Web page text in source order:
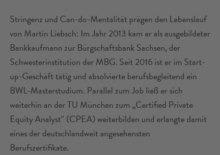
Stringenz und Can-do-Mentalität prägen den Lebenslauf
von Martin Liebsch: Im Jahr 2013 kam er als ausgebildeter
Bankkaufmann zur Bürgschaftsbank Sachsen, der
Schwesterinstitution der MBG. Seit 2016 ist er im Start-
up-Geschäft tätig und absolvierte berufsbegleitend ein
BWL-Masterstudium. Parallel zum Job ließ er sich
weiterhin an der TU München zum „Certified Private
Equity Analyst“ (CPEA) weiterbilden und erlangte damit
eines der deutschlandweit angesehensten
Berufszertifikate.